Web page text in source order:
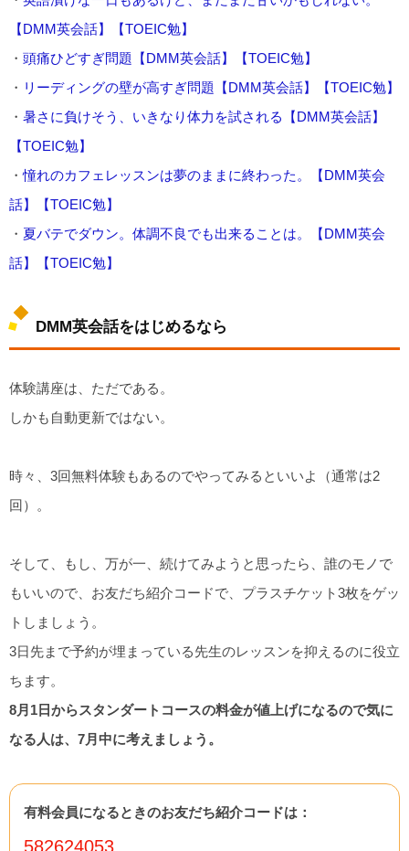
【DMM英会話】【TOEIC勉】
・ 頭痛ひどすぎ問題【DMM英会話】【TOEIC勉】
・ リーディングの壁が高すぎ問題【DMM英会話】【TOEIC勉】
・ 暑さに負けそう、いきなり体力を試される【DMM英会話】
【TOEIC勉】
・憧れのカフェレッスンは夢のままに終わった。【DMM英会
話】【TOEIC勉】
・ 夏バテでダウン。体調不良でも出来ることは。【DMM英会
話】【TOEIC勉】
DMM英会話をはじめるなら
体験講座は、ただである。
しかも自動更新ではない。
時々、3回無料体験もあるのでやってみるといいよ（通常は2
回）。
そして、もし、万が一、続けてみようと思ったら、誰のモノで
もいいので、お友だち紹介コードで、プラスチケット3枚をゲッ
トしましょう。
3日先まで予約が埋まっている先生のレッスンを抑えるのに役立
ちます。
8月1日からスタンダートコースの料金が値上げになるので気に
なる人は、7月中に考えましょう。
有料会員になるときのお友だち紹介コードは：
582624053